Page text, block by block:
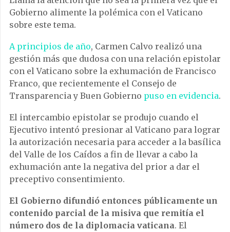
Gobierno alimente la polémica con el Vaticano
sobre este tema.
A principios de año, Carmen Calvo realizó una
gestión más que dudosa con una relación epistolar
con el Vaticano sobre la exhumación de Francisco
Franco, que recientemente el Consejo de
Transparencia y Buen Gobierno puso en evidencia.
El intercambio epistolar se produjo cuando el
Ejecutivo intentó presionar al Vaticano para lograr
la autorización necesaria para acceder a la basílica
del Valle de los Caídos a fin de llevar a cabo la
exhumación ante la negativa del prior a dar el
preceptivo consentimiento.
El Gobierno difundió entonces públicamente un
contenido parcial de la misiva que remitía el
número dos de la diplomacia vaticana. El